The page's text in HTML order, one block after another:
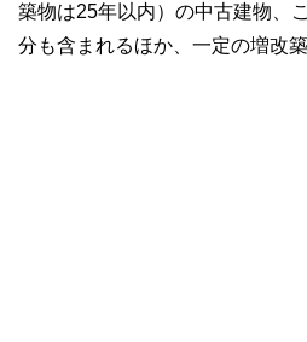
築物は25年以内）の中古建物、
分も含まれるほか、一定の増改